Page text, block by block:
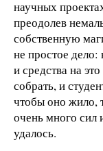
научных
преодолев
собственную
не простое
и средства на
собрать, и
чтобы оно жило,
очень много сил
удалось.